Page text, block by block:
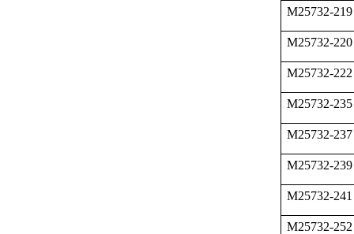
M25732-219
M25732-220
M25732-222
M25732-235
M25732-237
M25732-239
M25732-241
M25732-252